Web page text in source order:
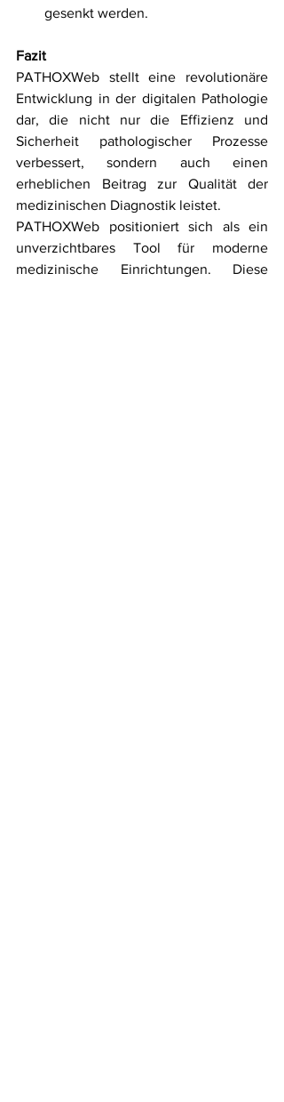
gesenkt werden.
Fazit
PATHOXWeb stellt eine revolutionäre
Entwicklung in der digitalen Pathologie
dar, die nicht nur die Effizienz und
Sicherheit pathologischer Prozesse
verbessert, sondern auch einen
erheblichen Beitrag zur Qualität der
medizinischen Diagnostik leistet.
PATHOXWeb positioniert sich als ein
unverzichtbares Tool für moderne
medizinische Einrichtungen. Diese